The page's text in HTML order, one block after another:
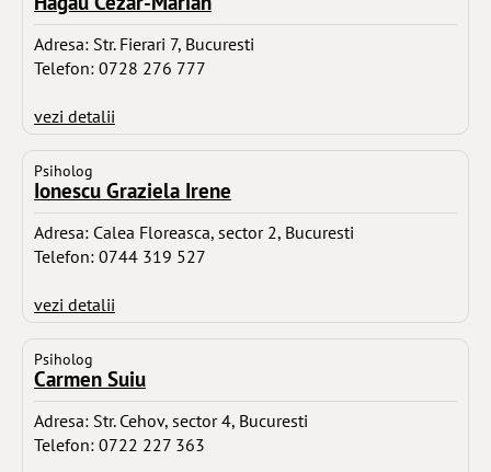
Adresa: Str. Fierari 7, Bucuresti
Telefon: 0728 276 777
vezi detalii
Psiholog
Ionescu Graziela Irene
Adresa: Calea Floreasca, sector 2, Bucuresti
Telefon: 0744 319 527
vezi detalii
Psiholog
Carmen Suiu
Adresa: Str. Cehov, sector 4, Bucuresti
Telefon: 0722 227 363